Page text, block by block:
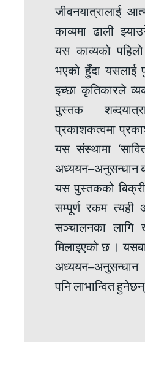
जीवनयात्रालाई
काव्यमा ढाली
यस काव्यको
भएको हुँदा यसलाई
इच्छा कृतिकारले
पुस्तक
प्रकाशकत्वमा
यस संस्थामा
अध्ययन–अनुसन्धान
यस पुस्तकको
सम्पूर्ण रकम त्यही
सञ्चालनका लागि
मिलाइएको छ ।
अध्ययन–अनुसन्धान
पनि लाभान्वित